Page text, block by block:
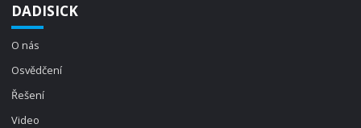
DADISICK
O nás
Osvědčení
Řešení
Video